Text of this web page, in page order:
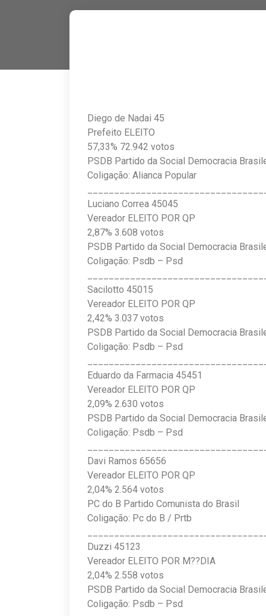
Diego de Nadai 45
Prefeito ELEITO
57,33% 72.942 votos
PSDB Partido da Social Democracia
Coligação: Alianca Popular
Luciano Correa 45045
Vereador ELEITO POR QP
2,87% 3.608 votos
PSDB Partido da Social Democracia
Coligação: Psdb – Psd
Sacilotto 45015
Vereador ELEITO POR QP
2,42% 3.037 votos
PSDB Partido da Social Democracia
Coligação: Psdb – Psd
Eduardo da Farmacia 45451
Vereador ELEITO POR QP
2,09% 2.630 votos
PSDB Partido da Social Democracia
Coligação: Psdb – Psd
Davi Ramos 65656
Vereador ELEITO POR QP
2,04% 2.564 votos
PC do B Partido Comunista do Brasil
Coligação: Pc do B / Prtb
Duzzi 45123
Vereador ELEITO POR M??DIA
2,04% 2.558 votos
PSDB Partido da Social Democracia
Coligação: Psdb – Psd